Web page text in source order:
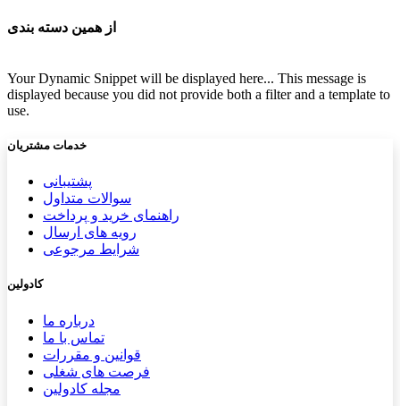
از همین دسته بندی
Your Dynamic Snippet will be displayed here... This message is
displayed because you did not provide both a filter and a template to
use.
خدمات مشتریان
پشتیب​​انی
سوالات متداول
راهنمای خرید و پرداخت
رویه های ارسال
شرایط مرجوعی
کادولین
درباره ما
تماس با ما
قوانین و مقررات
فرصت های شغلی
مجله کادولین